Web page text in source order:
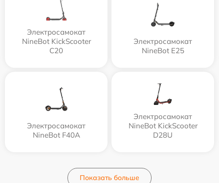
Электросамокат
NineBot KickScooter
C20
Электросамокат
NineBot E25
Электросамокат
NineBot F40A
Электросамокат
NineBot KickScooter
D28U
Показать больше